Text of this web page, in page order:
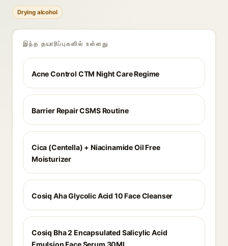
Drying alcohol
இந்த தயாரிப்புகளில் உள்ளது
Acne Control CTM Night Care Regime
Barrier Repair CSMS Routine
Cica (Centella) + Niacinamide Oil Free
Moisturizer
Cosiq Aha Glycolic Acid 10 Face Cleanser
Cosiq Bha 2 Encapsulated Salicylic Acid
Emulsion Face Serum 30Ml